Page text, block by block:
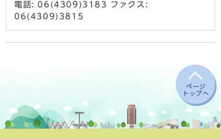
電話: 06(4309)3183 ファクス:
06(4309)3815
ページ
トップへ